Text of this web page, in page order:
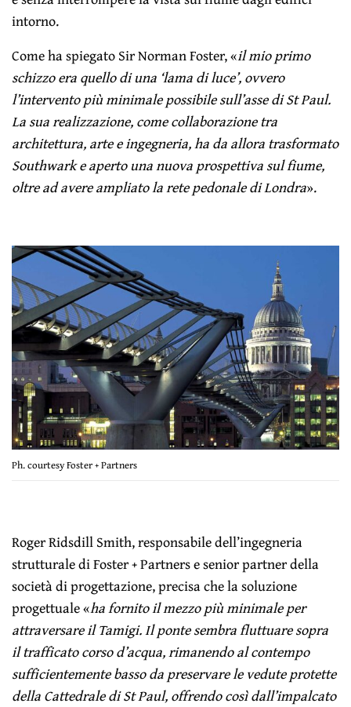
intorno.
Come ha spiegato Sir Norman Foster, «il mio primo
schizzo era quello di una ‘lama di luce’, ovvero
l’intervento più minimale possibile sull’asse di St Paul.
La sua realizzazione, come collaborazione tra
architettura, arte e ingegneria, ha da allora trasformato
Southwark e aperto una nuova prospettiva sul fiume,
oltre ad avere ampliato la rete pedonale di Londra».
Ph. courtesy Foster + Partners
Roger Ridsdill Smith, responsabile dell’ingegneria
strutturale di Foster + Partners e senior partner della
società di progettazione, precisa che la soluzione
progettuale «ha fornito il mezzo più minimale per
attraversare il Tamigi. Il ponte sembra fluttuare sopra
il trafficato corso d’acqua, rimanendo al contempo
sufficientemente basso da preservare le vedute protette
della Cattedrale di St Paul, offrendo così dall’impalcato